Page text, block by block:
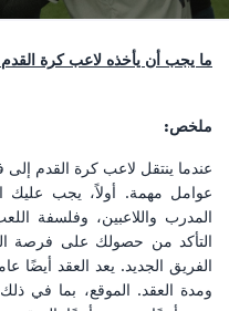
ما يجب أن يأخذه لاعب كرة القدم
ملخص:
عندما ينتقل لاعب كرة القدم
عوامل مهمة. أولاً، يجب عليك
المدرب واللاعبين، وفلسفة
التأكد من حصولك على فرصة
الفريق الجديد. يعد العقد أيضًا
ومدة العقد. الموقع، بما في